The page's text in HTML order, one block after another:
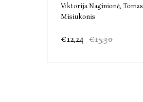
Viktorija Naginionė, Tomas
Misiukonis
€12,24 €15,30